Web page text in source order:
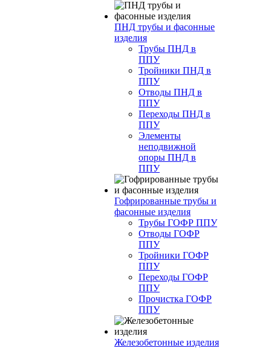
ПНД трубы и фасонные
изделия
Трубы ПНД в
ППУ
Тройники ПНД в
ППУ
Отводы ПНД в
ППУ
Переходы ПНД в
ППУ
Элементы
неподвижной
опоры ПНД в
ППУ
Гофрированные трубы и
фасонные изделия
Трубы ГОФР ППУ
Отводы ГОФР
ППУ
Тройники ГОФР
ППУ
Переходы ГОФР
ППУ
Прочистка ГОФР
ППУ
Железобетонные изделия